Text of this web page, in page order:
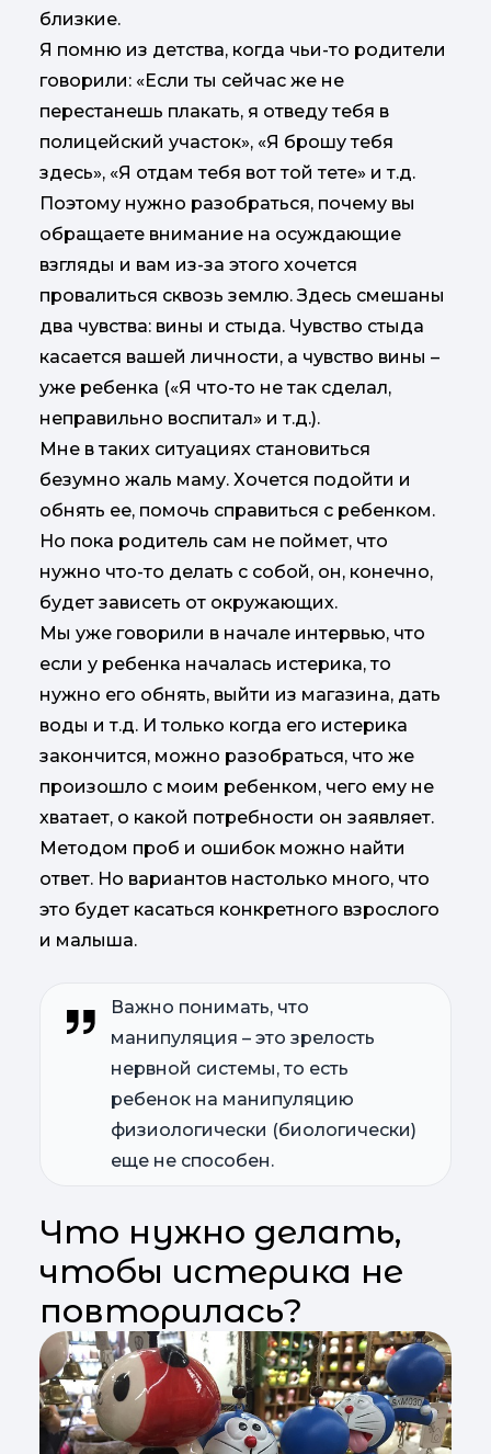
близкие.
Я помню из детства, когда чьи-то родители
говорили: «Если ты сейчас же не
перестанешь плакать, я отведу тебя в
полицейский участок», «Я брошу тебя
здесь», «Я отдам тебя вот той тете» и т.д.
Поэтому нужно разобраться, почему вы
обращаете внимание на осуждающие
взгляды и вам из-за этого хочется
провалиться сквозь землю. Здесь смешаны
два чувства: вины и стыда. Чувство стыда
касается вашей личности, а чувство вины –
уже ребенка («Я что-то не так сделал,
неправильно воспитал» и т.д.).
Мне в таких ситуациях становиться
безумно жаль маму. Хочется подойти и
обнять ее, помочь справиться с ребенком.
Но пока родитель сам не поймет, что
нужно что-то делать с собой, он, конечно,
будет зависеть от окружающих.
Мы уже говорили в начале интервью, что
если у ребенка началась истерика, то
нужно его обнять, выйти из магазина, дать
воды и т.д. И только когда его истерика
закончится, можно разобраться, что же
произошло с моим ребенком, чего ему не
хватает, о какой потребности он заявляет.
Методом проб и ошибок можно найти
ответ. Но вариантов настолько много, что
это будет касаться конкретного взрослого
и малыша.
Важно понимать, что
манипуляция – это зрелость
нервной системы, то есть
ребенок на манипуляцию
физиологически (биологически)
еще не способен.
Что нужно делать,
чтобы истерика не
повторилась?